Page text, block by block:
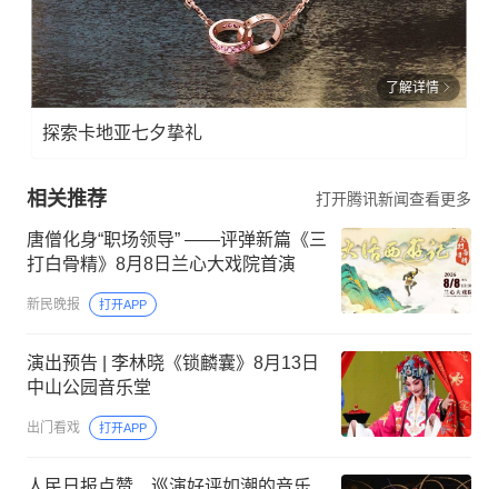
了解详情
探索卡地亚七夕挚礼
相关推荐 打开腾讯新闻查看更多
唐僧化身“职场领导” ——评弹新篇《三
打白骨精》8月8日兰心大戏院首演
新民晚报 打开APP
演出预告 | 李林晓《锁麟囊》8月13日
中山公园音乐堂
出门看戏 打开APP